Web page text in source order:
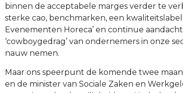
binnen de acceptabele marges verder te
sterke cao, benchmarken, een kwaliteitslabel
Evenementen Horeca’ en continue
‘cowboygedrag’ van ondernemers in onze
nauw nemen.
Maar ons speerpunt de komende twee
en de minister van Sociale Zaken en